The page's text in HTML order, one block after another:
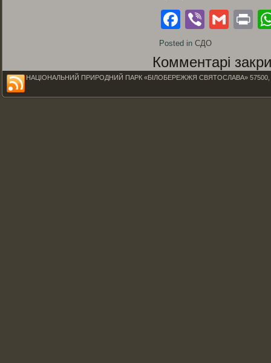
Facebook
Viber
Posted in СДО
Комментарі
НАЦІОНАЛЬНИЙ ПРИРОДНИЙ ПАРК «БІЛОБЕРЕЖЖЯ СВЯТОСЛАВА» 57500,